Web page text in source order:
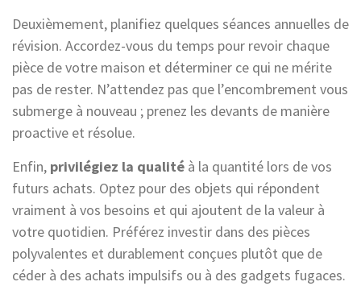
Deuxièmement, planifiez quelques séances annuelles de
révision. Accordez-vous du temps pour revoir chaque
pièce de votre maison et déterminer ce qui ne mérite
pas de rester. N’attendez pas que l’encombrement vous
submerge à nouveau ; prenez les devants de manière
proactive et résolue.
Enfin, privilégiez la qualité à la quantité lors de vos
futurs achats. Optez pour des objets qui répondent
vraiment à vos besoins et qui ajoutent de la valeur à
votre quotidien. Préférez investir dans des pièces
polyvalentes et durablement conçues plutôt que de
céder à des achats impulsifs ou à des gadgets fugaces.